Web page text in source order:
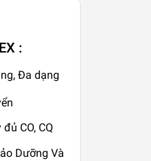
:
Đa dạng
CO, CQ
Dưỡng Và